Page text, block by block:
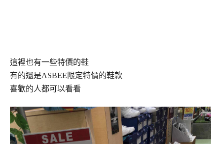
這裡也有一些特價的鞋
有的還是ASBEE限定特價的鞋款
喜歡的人都可以看看